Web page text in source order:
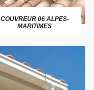
COUVREUR 06 ALPES-
MARITIMES